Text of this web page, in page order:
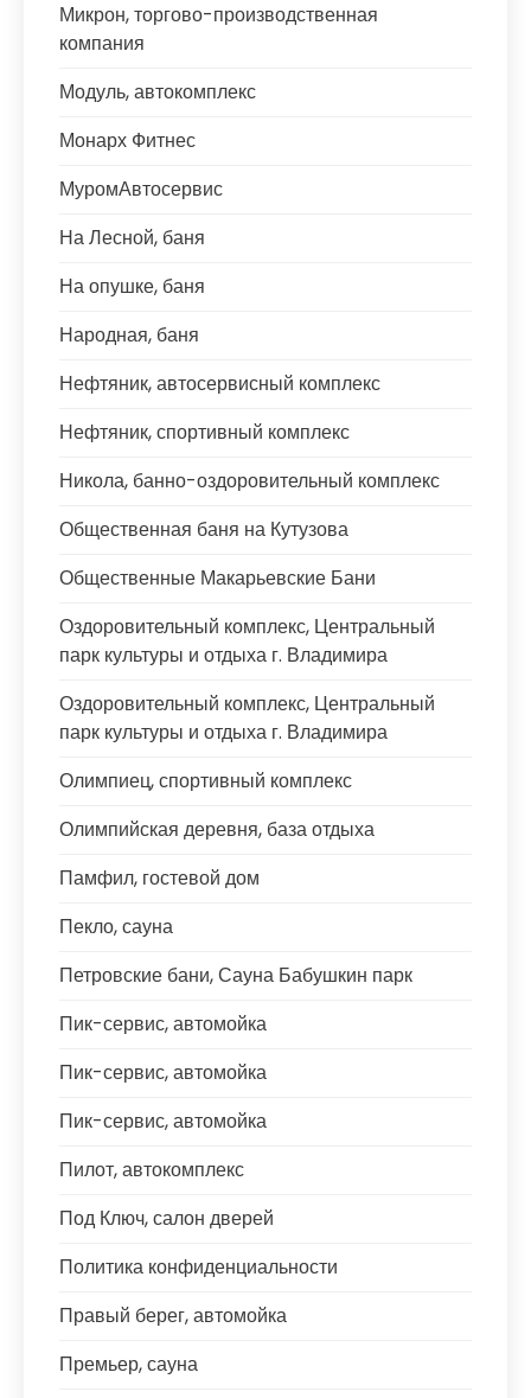
Микрон, торгово-производственная
компания
Модуль, автокомплекс
Монарх Фитнес
МуромАвтосервис
На Лесной, баня
На опушке, баня
Народная, баня
Нефтяник, автосервисный комплекс
Нефтяник, спортивный комплекс
Никола, банно-оздоровительный комплекс
Общественная баня на Кутузова
Общественные Макарьевские Бани
Оздоровительный комплекс, Центральный
парк культуры и отдыха г. Владимира
Оздоровительный комплекс, Центральный
парк культуры и отдыха г. Владимира
Олимпиец, спортивный комплекс
Олимпийская деревня, база отдыха
Памфил, гостевой дом
Пекло, сауна
Петровские бани, Сауна Бабушкин парк
Пик-сервис, автомойка
Пик-сервис, автомойка
Пик-сервис, автомойка
Пилот, автокомплекс
Под Ключ, салон дверей
Политика конфиденциальности
Правый берег, автомойка
Премьер, сауна